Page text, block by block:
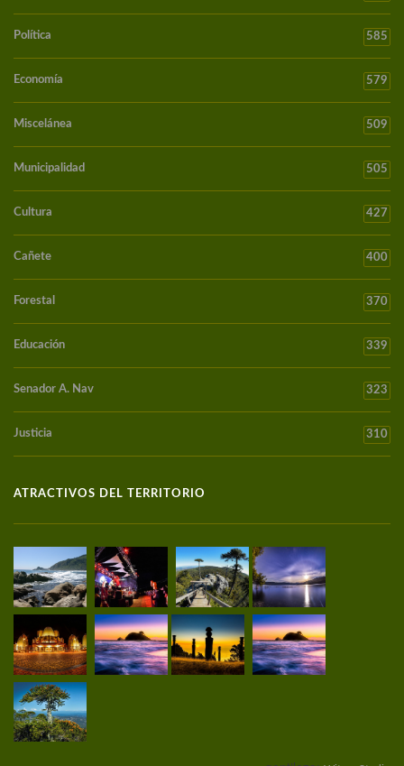
Política 585
Economía 579
Miscelánea 509
Municipalidad 505
Cultura 427
Cañete 400
Forestal 370
Educación 339
Senador A. Nav 323
Justicia 310
ATRACTIVOS DEL TERRITORIO